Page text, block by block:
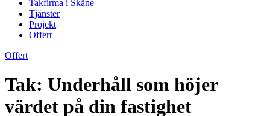
Takfirma i Skåne
Tjänster
Projekt
Offert
Offert
Tak: Underhåll som höjer
värdet på din fastighet